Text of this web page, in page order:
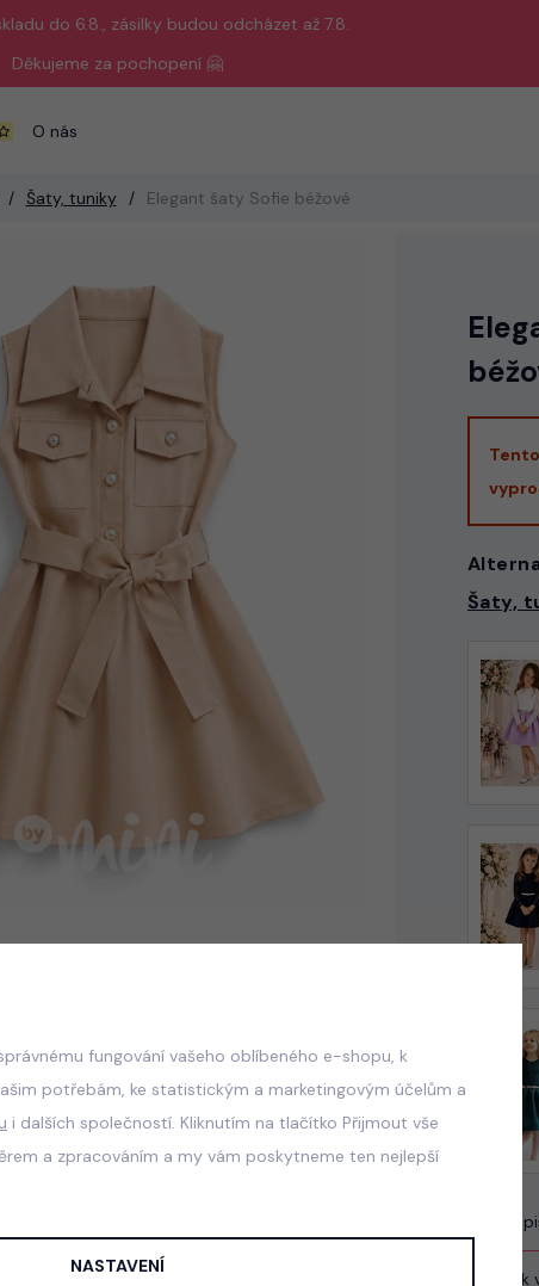
do 6.8., zásilky budou odcházet až 7.8.
Děkujeme za pochopení 🤗
O nás
Šaty, tuniky Elegant šaty Sofie béžové
Šaty,
fungování vašeho oblíbeného e-shopu, k
potřebám, ke statistickým a marketingovým účelům a
i dalších společností. Kliknutím na tlačítko Přijmout vše
a zpracováním a my vám poskytneme ten nejlepší
NASTAVENÍ